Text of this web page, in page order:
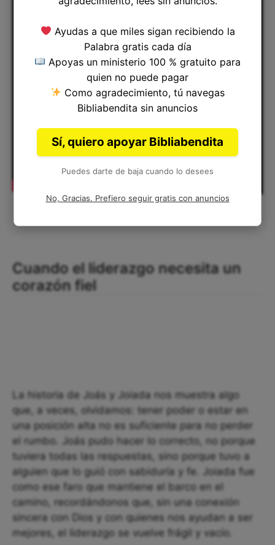
Cuando el liderazgo necesita un
corazón fiel
La historia de Joás y Joiada nos muestra algo
que, a veces, olvidamos: tener poder o estar en
una posición alta no es suficiente para no perder
el rumbo. Joás pudo hacer lo correcto, no porque
tuviera todas las respuestas, sino porque tuvo a
alguien que lo guió con sabiduría y fe. Joiada fue
como ese faro que mantiene el barco en el
camino, recordándonos que, sin una conexión
sincera con Dios y con quienes nos ayudan a ser
mejores, el liderazgo se vuelve frágil y vacío.
Ayudas a que miles sigan recibiendo la
Palabra gratis cada día
Apoyas un ministerio 100 % gratuito para
quien no puede pagar
Como agradecimiento, tú navegas
Bibliabendita sin anuncios
Sí, quiero apoyar Bibliabendita
Puedes darte de baja cuando lo desees
No, Gracias. Prefiero seguir gratis con anuncios